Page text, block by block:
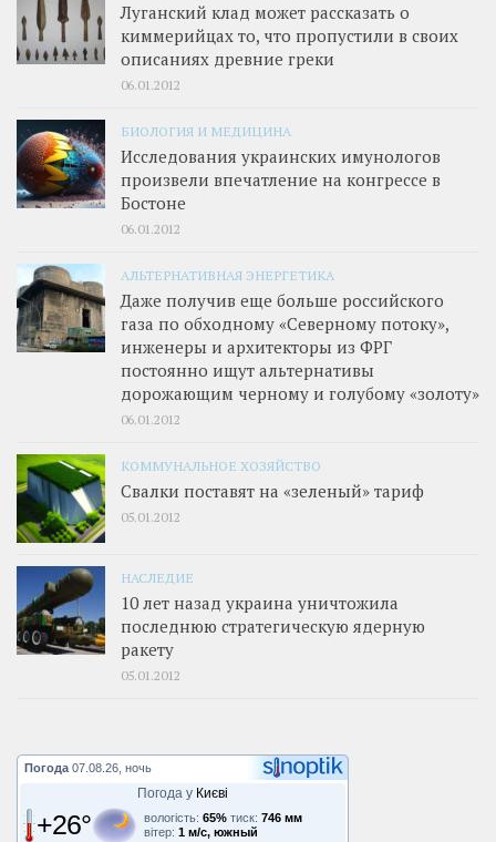
Луганский клад может рассказать о
киммерийцах то, что пропустили в своих
описаниях древние греки
06.01.2012
БИОЛОГИЯ И МЕДИЦИНА
Исследования украинских имунологов
произвели впечатление на конгрессе в
Бостоне
06.01.2012
АЛЬТЕРНАТИВНАЯ ЭНЕРГЕТИКА
Даже получив еще больше российского
газа по обходному «Северному потоку»,
инженеры и архитекторы из ФРГ
постоянно ищут альтернативы
дорожающим черному и голубому «золоту»
06.01.2012
КОММУНАЛЬНОЕ ХОЗЯЙСТВО
Свалки поставят на «зеленый» тариф
05.01.2012
НАСЛЕДИЕ
10 лет назад украина уничтожила
последнюю стратегическую ядерную
ракету
05.01.2012
Погода 07.08.26, ночь
Погода у Києві
+26° вологість: 65% тиск: 746 мм
вітер: 1 м/с, южный